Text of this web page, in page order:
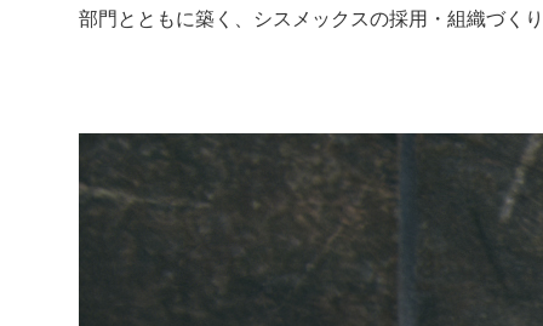
部門とともに築く、シスメックスの採用・組織づく